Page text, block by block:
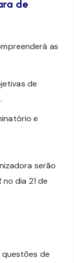
de
as
de
e
serão
dia 21 de
de